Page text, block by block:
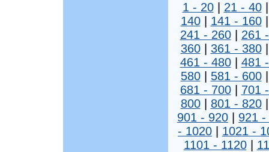
1 - 20| 21 - 40
140| 141 - 160
241 - 260| 261
360| 361 - 380
461 - 480| 481
580| 581 - 600
681 - 700| 701
800| 801 - 820
901 - 920
921 -
- 1020
1021 -
1101 - 1120|